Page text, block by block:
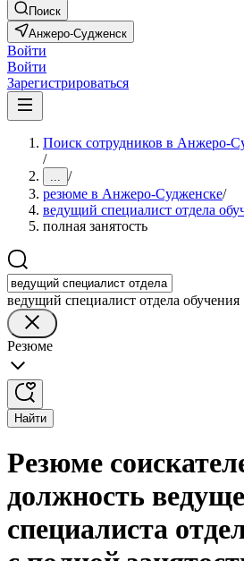
Поиск
Анжеро-Судженск
Войти
Войти
Зарегистрироваться
Поиск сотрудников в Анжеро-
/
... /
резюме в Анжеро-Судженске/
ведущий специалист отдела
полная занятость
ведущий специалист отдела обучения
Резюме
Найти
Резюме
должность
специалиста